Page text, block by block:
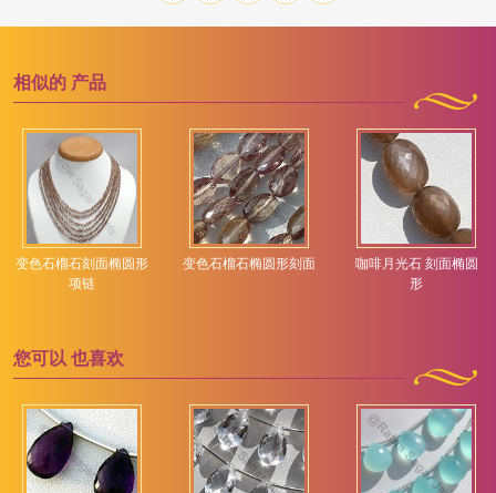
相似的 产品
变色石榴石刻面椭圆形
项链
变色石榴石椭圆形刻面
咖啡月光石 刻面椭圆
形
您可以 也喜欢